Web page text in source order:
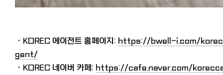
・KOREC 에이전트 홈페이지: https://bwell-i.com/
gent/
・KOREC 네이버 카페: https://cafe.naver.com/